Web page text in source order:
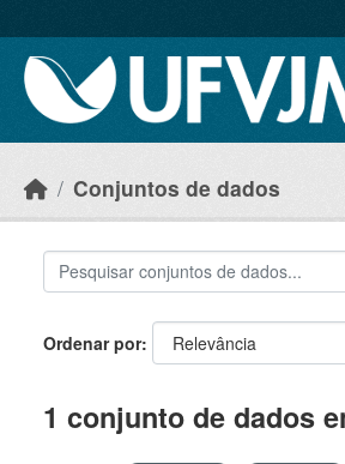
Conjuntos de dados
Ordenar por
1 conjunto de dados